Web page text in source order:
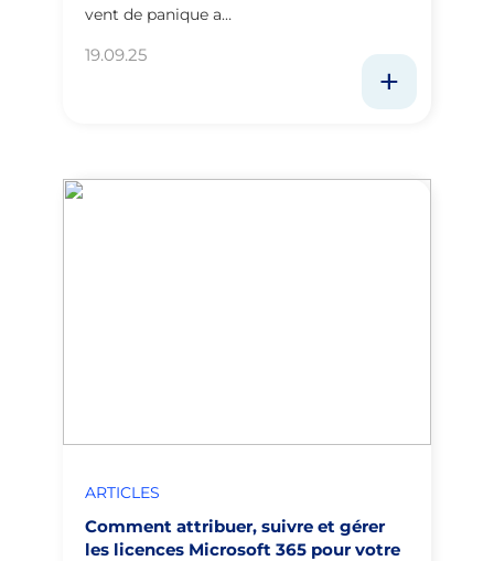
vent de panique a…
19.09.25
ARTICLES
Comment attribuer, suivre et gérer
les licences Microsoft 365 pour votre